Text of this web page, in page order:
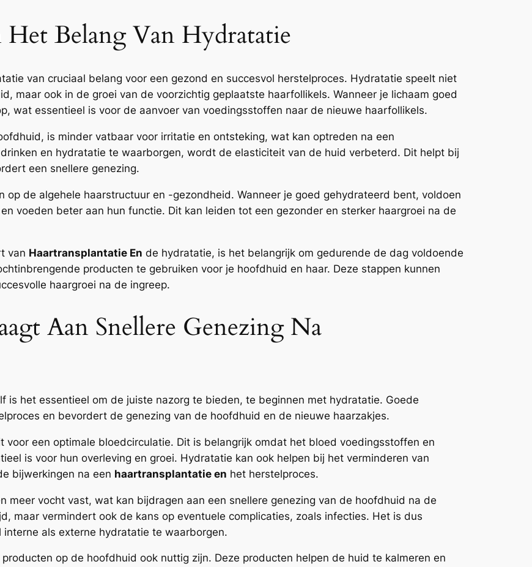
Het Belang Van Hydratatie
van cruciaal belang voor een gezond en succesvol herstelproces. Hydratatie speelt niet
maar ook in de groei van de voorzichtig geplaatste haarfollikels. Wanneer je lichaam goed
wat essentieel is voor de aanvoer van voedingsstoffen naar de nieuwe haarfollikels.
is minder vatbaar voor irritatie en ontsteking, wat kan optreden na een
en hydratatie te waarborgen, wordt de elasticiteit van de huid verbeterd. Dit helpt bij
een snellere genezing.
op de algehele haarstructuur en -gezondheid. Wanneer je goed gehydrateerd bent, voldoen
voeden beter aan hun functie. Dit kan leiden tot een gezonder en sterker haargroei na de
van Haartransplantatie En de hydratatie, is het belangrijk om gedurende de dag voldoende
producten te gebruiken voor je hoofdhuid en haar. Deze stappen kunnen
haargroei na de ingreep.
Aan Snellere Genezing Na
is het essentieel om de juiste nazorg te bieden, te beginnen met hydratatie. Goede
en bevordert de genezing van de hoofdhuid en de nieuwe haarzakjes.
een optimale bloedcirculatie. Dit is belangrijk omdat het bloed voedingsstoffen en
is voor hun overleving en groei. Hydratatie kan ook helpen bij het verminderen van
bijwerkingen na een haartransplantatie en het herstelproces.
meer vocht vast, wat kan bijdragen aan een snellere genezing van de hoofdhuid na de
maar vermindert ook de kans op eventuele complicaties, zoals infecties. Het is dus
als externe hydratatie te waarborgen.
op de hoofdhuid ook nuttig zijn. Deze producten helpen de huid te kalmeren en